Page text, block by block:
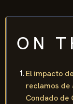
ON
El impacto
reclamos
Condado de